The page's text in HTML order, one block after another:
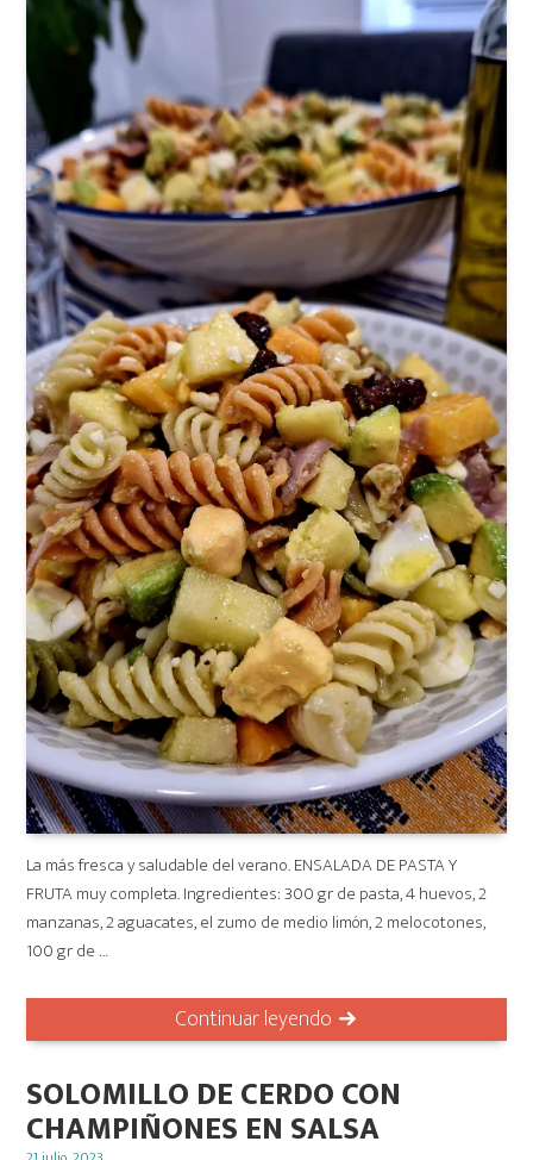
La más fresca y saludable del verano. ENSALADA DE PASTA Y
FRUTA muy completa. Ingredientes: 300 gr de pasta, 4 huevos, 2
manzanas, 2 aguacates, el zumo de medio limón, 2 melocotones,
100 gr de …
Continuar leyendo
SOLOMILLO DE CERDO CON
CHAMPIÑONES EN SALSA